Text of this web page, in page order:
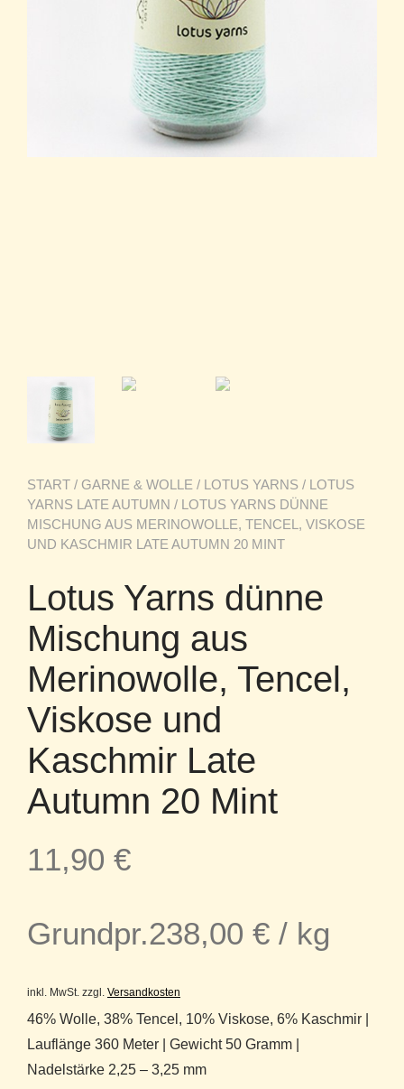
START / GARNE & WOLLE / LOTUS YARNS / LOTUS
YARNS LATE AUTUMN / LOTUS YARNS DÜNNE
MISCHUNG AUS MERINOWOLLE, TENCEL, VISKOSE
UND KASCHMIR LATE AUTUMN 20 MINT
Lotus Yarns dünne
Mischung aus
Merinowolle, Tencel,
Viskose und
Kaschmir Late
Autumn 20 Mint
11,90 €
Grundpr.238,00 € / kg
inkl. MwSt. zzgl. Versandkosten
46% Wolle, 38% Tencel, 10% Viskose, 6% Kaschmir |
Lauflänge 360 Meter | Gewicht 50 Gramm |
Nadelstärke 2,25 – 3,25 mm